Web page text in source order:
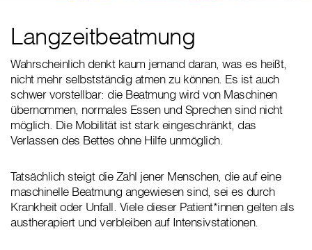
Langzeitbeatmung
Wahrscheinlich denkt kaum jemand daran, was es heißt,
nicht mehr selbstständig atmen zu können. Es ist auch
schwer vorstellbar: die Beatmung wird von Maschinen
übernommen, normales Essen und Sprechen sind nicht
möglich. Die Mobilität ist stark eingeschränkt, das
Verlassen des Bettes ohne Hilfe unmöglich.
Tatsächlich steigt die Zahl jener Menschen, die auf eine
maschinelle Beatmung angewiesen sind, sei es durch
Krankheit oder Unfall. Viele dieser Patient*innen gelten als
austherapiert und verbleiben auf Intensivstationen.